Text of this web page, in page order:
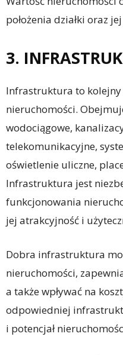
położenia działki oraz
3.
Infrastruktura to kolejny
nieruchomości.
wodociągowe,
telekomunikacyjne,
oświetlenie uliczne,
Infrastruktura jest
funkcjonowania
jej atrakcyjność i
Dobra infrastruktura
nieruchomości,
a także wpływać na
odpowiedniej
i potencjał